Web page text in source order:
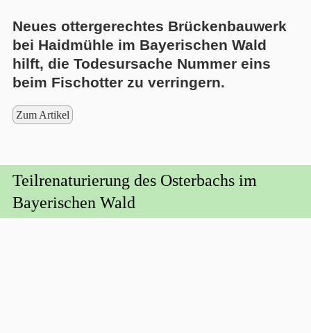
Neues ottergerechtes Brückenbauwerk
bei Haidmühle im Bayerischen Wald
hilft, die Todesursache Nummer eins
beim Fischotter zu verringern.
Zum Artikel
Teilrenaturierung des Osterbachs im
Bayerischen Wald